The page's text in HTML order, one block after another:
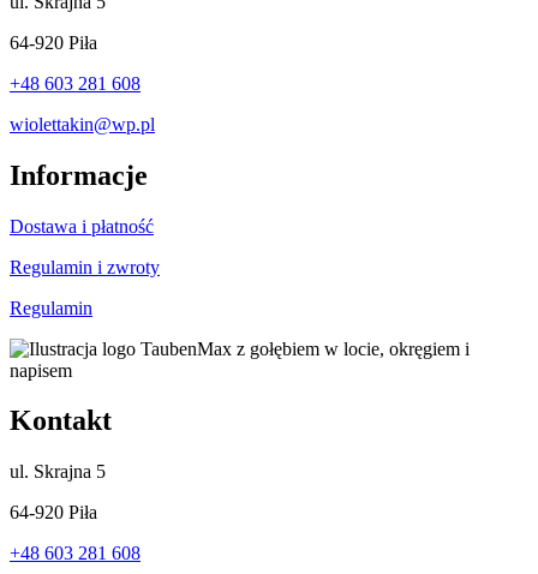
64-920 Piła
+48 603 281 608
wiolettakin@wp.pl
Informacje
Dostawa i płatność
Regulamin i zwroty
Regulamin
Kontakt
ul. Skrajna 5
64-920 Piła
+48 603 281 608